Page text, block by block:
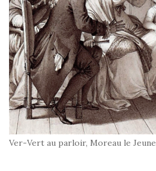
Ver-Vert au parloir, Moreau le Jeune